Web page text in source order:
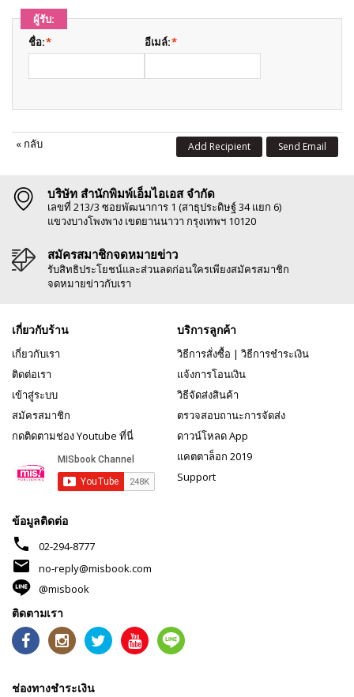
ผู้รับ:
*
ชื่อ: *
อีเมล์:
« กลับ Send Email
Add Recipient
บริษัท สำนักพิมพ์เอ็มไอเอส จำกัด
เลขที่ 213/3 ซอยพัฒนาการ 1 (สาธุประดิษฐ์ 34 แยก 6)
แขวงบางโพงพาง เขตยานนาวา กรุงเทพฯ 10120
สมัครสมาชิกจดหมายข่าว
รับสิทธิประโยชน์และส่วนลดก่อนใครเพียงสมัครสมาชิก
จดหมายข่าวกับเรา
เกี่ยวกับร้าน
เกี่ยวกับเรา
ติดต่อเรา
เข้าสู่ระบบ
สมัครสมาชิก
กดติดตามช่อง Youtube ที่นี่
บริการลูกค้า
วิธีการสั่งซื้อ | วิธีการชำระเงิน
แจ้งการโอนเงิน
วิธีจัดส่งสินค้า
ตรวจสอบถานะการจัดส่ง
ดาวน์โหลด App
แคตตาล็อก 2019
Support
ข้อมูลติดต่อ
phone 02-294-8777
mail
no-reply@misbook.com
@misbook
ติดตามเรา
ช่องทางชำระเงิน